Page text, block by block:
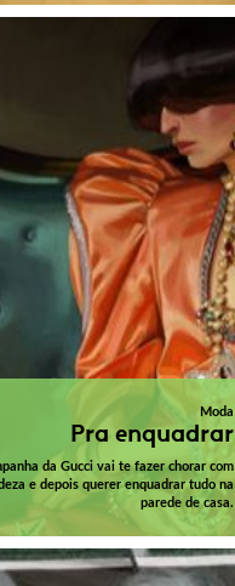
Moda
Pra enquadrar
da Gucci vai te fazer chorar com
e depois querer enquadrar tudo na
parede de casa.